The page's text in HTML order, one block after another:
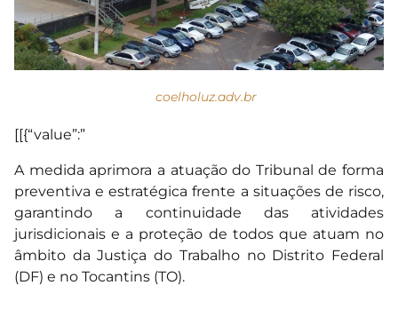
coelholuz.adv.br
[[{“value”:”
A medida aprimora a atuação do Tribunal de forma
preventiva e estratégica frente a situações de risco,
garantindo a continuidade das atividades
jurisdicionais e a proteção de todos que atuam no
âmbito da Justiça do Trabalho no Distrito Federal
(DF) e no Tocantins (TO).